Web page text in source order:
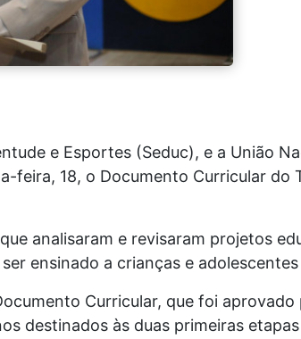
e Esportes (Seduc), e a União
feira, 18, o Documento Curricular do
analisaram e revisaram projetos
ensinado a crianças e
Curricular, que foi aprovado
destinados às duas primeiras